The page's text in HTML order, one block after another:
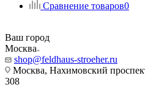
Сравнение товаров0
Ваш город
Москва
shop@feldhaus-stroeher.ru
Москва, Нахимовский
308